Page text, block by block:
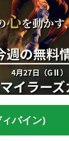
バイン)